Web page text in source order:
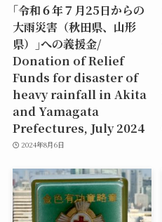
｢令和６年７月25日からの
大雨災害（秋田県、山形
県）｣への義援金/
Donation of Relief
Funds for disaster of
heavy rainfall in Akita
and Yamagata
Prefectures, July 2024
2024年8月6日